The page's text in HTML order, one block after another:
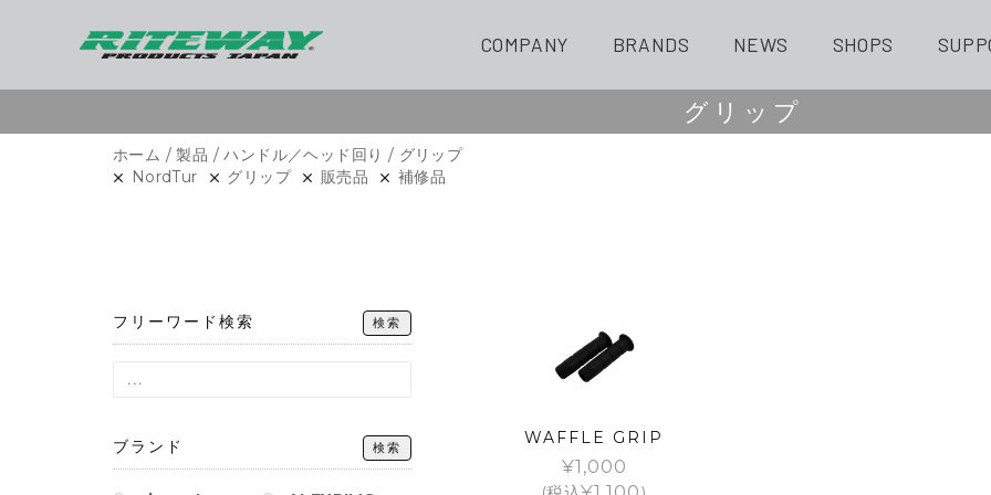
COMPANY BRANDS NEWS SHOPS
グリップ
ホーム /製品 /ハンドル／ヘッド回り / グリップ
WAFFLE GRIP
¥1,000
NordTur グリップ 販売品 補修品
フリーワード検索 検索
ブランド 検索